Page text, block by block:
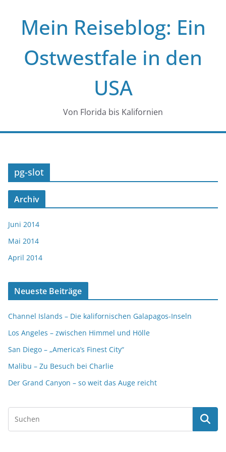
springenMein Reiseblog: Ein
Ostwestfale in den
USA
Von Florida bis Kalifornien
pg-slot
Archiv
Juni 2014
Mai 2014
April 2014
Neueste Beiträge
Channel Islands – Die kalifornischen Galapagos-Inseln
Los Angeles – zwischen Himmel und Hölle
San Diego – „America’s Finest City“
Malibu – Zu Besuch bei Charlie
Der Grand Canyon – so weit das Auge reicht